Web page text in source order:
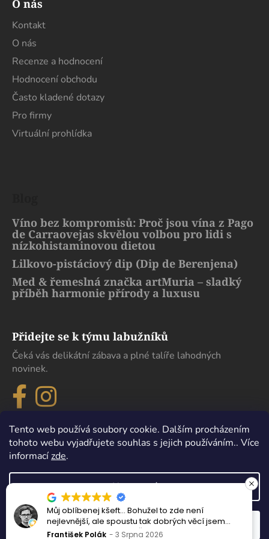
Tento web používá soubory cookie. Dalším procházením
tohoto webu vyjadřujete souhlas s jejich používáním.. Více
informacízde.
Nastavení
Odmítnout Souhlasím
O nás
Kontakt
O nás
Recenze a hodnocení
Hodnocení obchodu
Často kladené dotazy
Pro firmy
Virtuální prohlídka
Víno bez kompromisů: Proč jsou vína z Pago
de Carraovejas skvělou volbou pro lidi s
nízkohistaminovou dietou
Lilkovo-pistáciový dip (Dip de Berenjena)
Med & řemeslná značka artMuria – sladký
příběh harmonie přírody a luxusu
Přidejte se k týmu labužníků
Čeká vás delikátní zábava a plné talíře lahodných
novinek.
Vytvořil Shoptet
Copyright 2026eDelikatesy. Všechna práva vyhrazena.
Můj oblíbenej kšeft… Bohužel to zde není
nejlevnější, ale spoustu tak dobrých věcí jsem
nejedl ani v samotném Španělsku.
František Polák 3 Srpna 2026